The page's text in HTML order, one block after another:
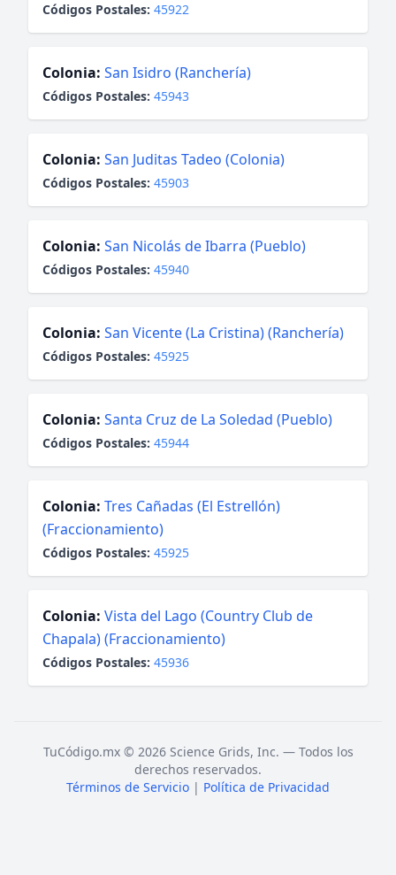
Códigos Postales: 45922
Colonia: San Isidro (Ranchería)
Códigos Postales: 45943
Colonia: San Juditas Tadeo (Colonia)
Códigos Postales: 45903
Colonia: San Nicolás de Ibarra (Pueblo)
Códigos Postales: 45940
Colonia: San Vicente (La Cristina) (Ranchería)
Códigos Postales: 45925
Colonia: Santa Cruz de La Soledad (Pueblo)
Códigos Postales: 45944
Colonia: Tres Cañadas (El Estrellón)
(Fraccionamiento)
Códigos Postales: 45925
Colonia: Vista del Lago (Country Club de
Chapala) (Fraccionamiento)
Códigos Postales: 45936
TuCódigo.mx © 2026 Science Grids, Inc. — Todos los
derechos reservados.
Términos de Servicio | Política de Privacidad